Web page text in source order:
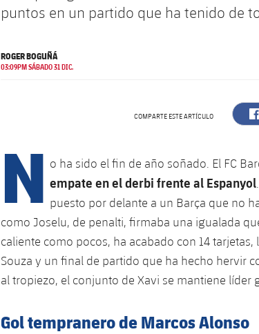
puntos en un partido que ha tenido de
ROGER BOGUÑÁ
03:09PM SÁBADO 31 DIC.
COMPARTE ESTE ARTÍCULO
N o ha sido el fin de año soñado. El FC
empate en el derbi frente al Espanyol
puesto por delante a un Barça que no
como Joselu, de penalti, firmaba una igualada
caliente como pocos, ha acabado con 14
Souza y un final de partido que ha hecho hervir
al tropiezo, el conjunto de Xavi se mantiene líder
Gol tempranero de Marcos Alonso